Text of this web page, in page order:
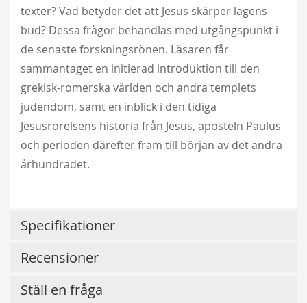
texter? Vad betyder det att Jesus skärper lagens
bud? Dessa frågor behandlas med utgångspunkt i
de senaste forskningsrönen. Läsaren får
sammantaget en initierad introduktion till den
grekisk-romerska världen och andra templets
judendom, samt en inblick i den tidiga
Jesusrörelsens historia från Jesus, aposteln Paulus
och perioden därefter fram till början av det andra
århundradet.
Specifikationer
Recensioner
Ställ en fråga